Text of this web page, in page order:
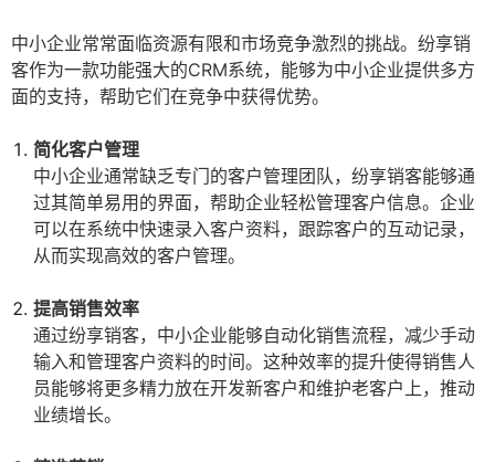
中小企业常常面临资源有限和市场竞争激烈的挑战。纷享销
客作为一款功能强大的CRM系统，能够为中小企业提供多方
面的支持，帮助它们在竞争中获得优势。
简化客户管理
中小企业通常缺乏专门的客户管理团队，纷享销客能够通
过其简单易用的界面，帮助企业轻松管理客户信息。企业
可以在系统中快速录入客户资料，跟踪客户的互动记录，
从而实现高效的客户管理。
提高销售效率
通过纷享销客，中小企业能够自动化销售流程，减少手动
输入和管理客户资料的时间。这种效率的提升使得销售人
员能够将更多精力放在开发新客户和维护老客户上，推动
业绩增长。